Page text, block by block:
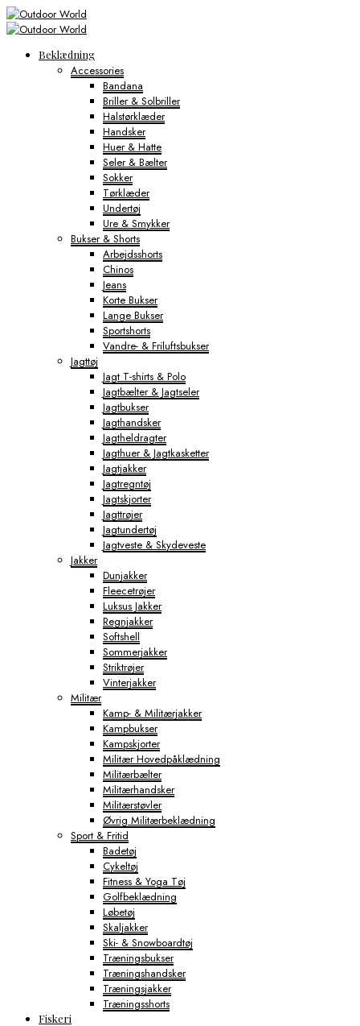
Beklædning
Accessories
Bandana
Briller & Solbriller
Halstørklæder
Handsker
Huer & Hatte
Seler & Bælter
Sokker
Tørklæder
Undertøj
Ure & Smykker
Bukser & Shorts
Arbejdsshorts
Chinos
Jeans
Korte Bukser
Lange Bukser
Sportshorts
Vandre- & Friluftsbukser
Jagttøj
Jagt T-shirts & Polo
Jagtbælter & Jagtseler
Jagtbukser
Jagthandsker
Jagtheldragter
Jagthuer & Jagtkasketter
Jagtjakker
Jagtregntøj
Jagtskjorter
Jagttrøjer
Jagtundertøj
Jagtveste & Skydeveste
Jakker
Dunjakker
Fleecetrøjer
Luksus Jakker
Regnjakker
Softshell
Sommerjakker
Striktrøjer
Vinterjakker
Militær
Kamp- & Militærjakker
Kampbukser
Kampskjorter
Militær Hovedpåklædning
Militærbælter
Militærhandsker
Militærstøvler
Øvrig Militærbeklædning
Sport & Fritid
Badetøj
Cykeltøj
Fitness & Yoga Tøj
Golfbeklædning
Løbetøj
Skaljakker
Ski- & Snowboardtøj
Træningsbukser
Træningshandsker
Træningsjakker
Træningsshorts
Fiskeri